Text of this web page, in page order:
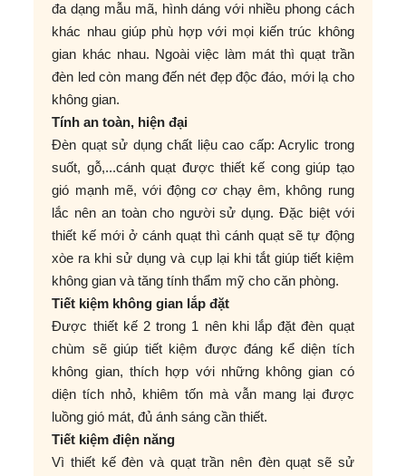
đa dạng mẫu mã, hình dáng với nhiều phong cách
khác nhau giúp phù hợp với mọi kiến trúc không
gian khác nhau. Ngoài việc làm mát thì quạt trần
đèn led còn mang đến nét đẹp độc đáo, mới lạ cho
không gian.
Tính an toàn, hiện đại
Đèn quạt sử dụng chất liệu cao cấp: Acrylic trong
suốt, gỗ,...cánh quạt được thiết kế cong giúp tạo
gió mạnh mẽ, với động cơ chạy êm, không rung
lắc nên an toàn cho người sử dụng. Đặc biệt với
thiết kế mới ở cánh quạt thì cánh quạt sẽ tự động
xòe ra khi sử dụng và cụp lại khi tắt giúp tiết kiệm
không gian và tăng tính thẩm mỹ cho căn phòng.
Tiết kiệm không gian lắp đặt
Được thiết kế 2 trong 1 nên khi lắp đặt đèn quạt
chùm sẽ giúp tiết kiệm được đáng kể diện tích
không gian, thích hợp với những không gian có
diện tích nhỏ, khiêm tốn mà vẫn mang lại được
luồng gió mát, đủ ánh sáng cần thiết.
Tiết kiệm điện năng
Vì thiết kế đèn và quạt trần nên đèn quạt sẽ sử